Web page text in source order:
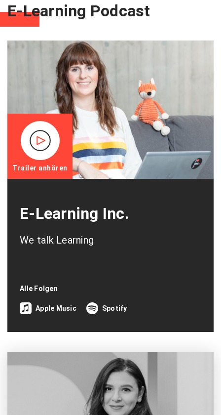
E-Learning Podcast
E-Learning Inc.
We talk Learning
Alle Folgen
Apple Music Spotify
Trailer anhören